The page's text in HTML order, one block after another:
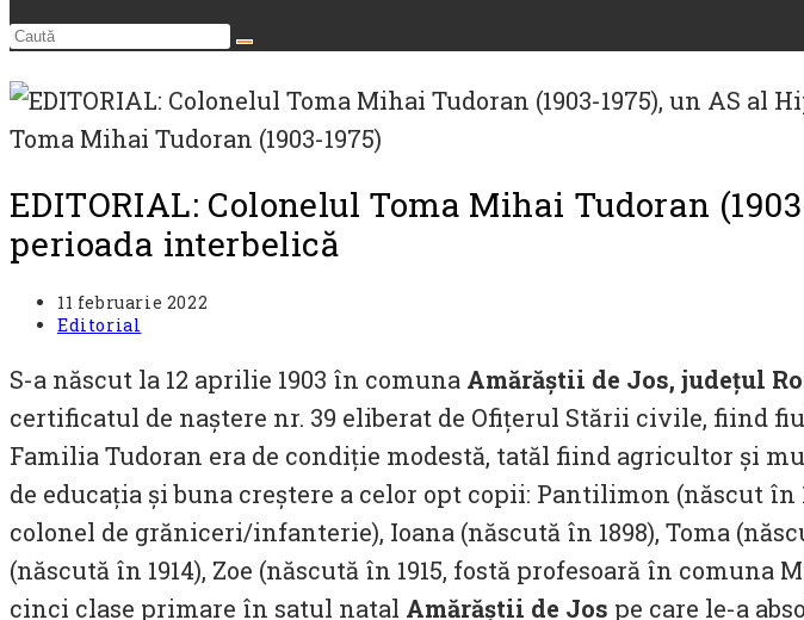
Toma Mihai Tudoran (1903-1975)
EDITORIAL: Colonelul Toma Mihai Tudoran
perioada interbelică
Post
published:
11 februarie 2022
Post
Editorial
S-a născut la 12 aprilie 1903 în comuna Amărăștii de Jos, județul
certificatul de naștere nr. 39 eliberat de Ofițerul Stării civile, fiind
Familia Tudoran era de condiție modestă, tatăl fiind agricultor și
de educația și buna creștere a celor opt copii: Pantilimon (născut
colonel de grăniceri/infanterie), Ioana (născută în 1898), Toma
(născută în 1914), Zoe (născută în 1915, fostă profesoară în
cinci clase primare în satul natal Amărăștii de Jos pe care le-a